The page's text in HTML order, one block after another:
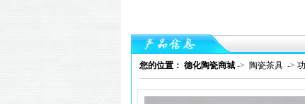
您的位置： 德化陶瓷商城 -> 陶瓷茶具 ->